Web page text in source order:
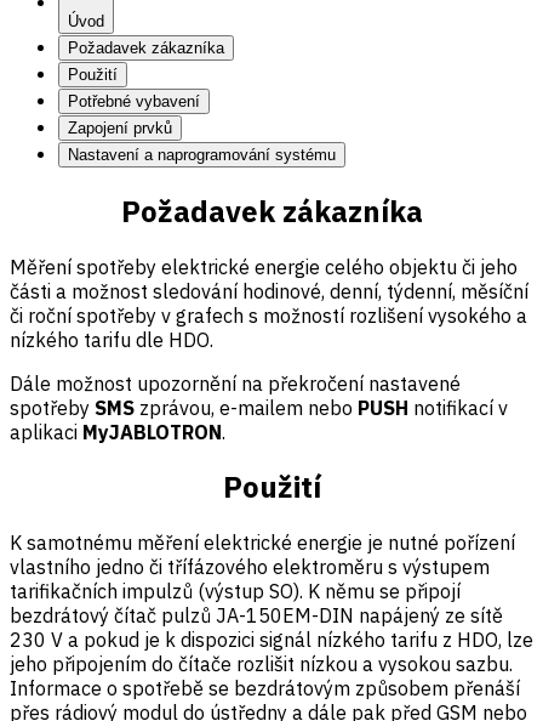
Úvod
Požadavek zákazníka
Použití
Potřebné vybavení
Zapojení prvků
Nastavení a naprogramování systému
Požadavek zákazníka
Měření spotřeby elektrické energie celého objektu či jeho
části a možnost sledování hodinové, denní, týdenní, měsíční
či roční spotřeby v grafech s možností rozlišení vysokého a
nízkého tarifu dle HDO.
Dále možnost upozornění na překročení nastavené
spotřeby SMS zprávou, e-mailem nebo PUSH notifikací v
aplikaci MyJABLOTRON.
Použití
K samotnému měření elektrické energie je nutné pořízení
vlastního jedno či třífázového elektroměru s výstupem
tarifikačních impulzů (výstup SO). K němu se připojí
bezdrátový čítač pulzů JA-150EM-DIN napájený ze sítě
230 V a pokud je k dispozici signál nízkého tarifu z HDO, lze
jeho připojením do čítače rozlišit nízkou a vysokou sazbu.
Informace o spotřebě se bezdrátovým způsobem přenáší
přes rádiový modul do ústředny a dále pak před GSM nebo